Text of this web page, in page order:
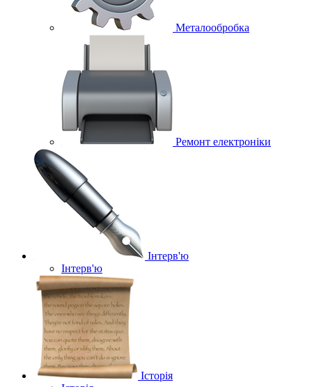
Металообробка
Ремонт електроніки
Інтерв'ю
Інтерв'ю
Історія